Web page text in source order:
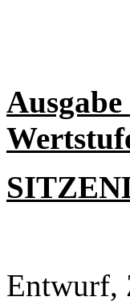
Entwurf,